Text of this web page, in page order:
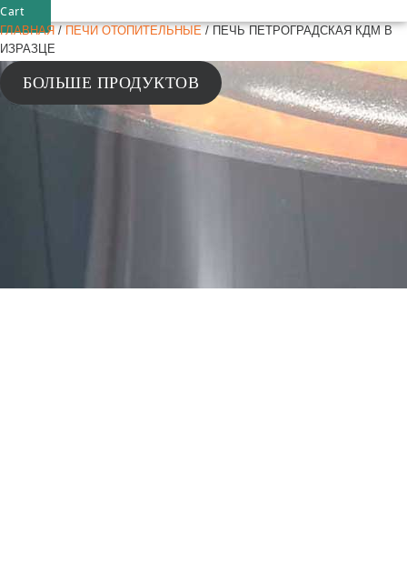
Cart
ГЛАВНАЯ / ПЕЧИ ОТОПИТЕЛЬНЫЕ / ПЕЧЬ ПЕТРОГРАДСКАЯ КДМ В
ИЗРАЗЦЕ